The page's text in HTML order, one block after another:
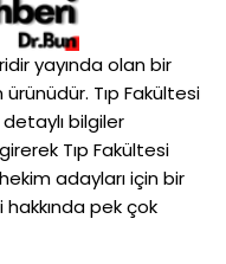
yayında olan bir
Tıp Fakültesi
bilgiler
Tıp Fakültesi
adayları için bir
pek çok